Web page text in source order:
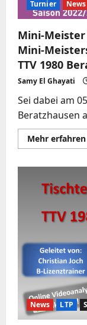
Turnier News
Mini-Meister
Mini-
TTV 1980
Samy El Ghayati
Sei dabei am
Beratzhausen
Mehr erfahren
News LTP